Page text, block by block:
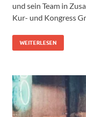
und sein Team in
Kur- und Kongress
WEITERLESEN